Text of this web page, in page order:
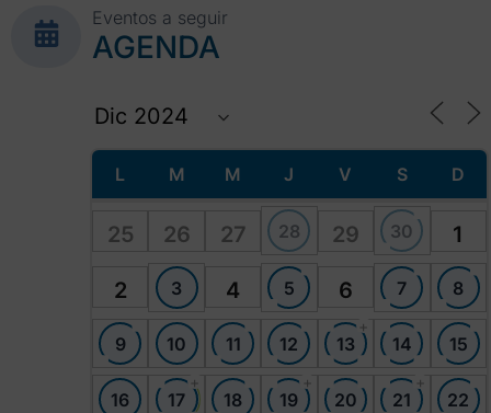
Eventos a seguir
AGENDA
L M M J V S D
25 26 27 28 29 30 1
2 3 4 5 6 7 8
9 10 11 12 13
+
14 15
16 17
+
18 19
+
20 21
+
22